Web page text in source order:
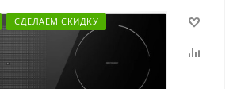
СДЕЛАЕМ СКИДКУ